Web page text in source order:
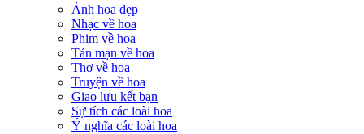
Ảnh hoa đẹp
Nhạc về hoa
Phim về hoa
Tản mạn về hoa
Thơ về hoa
Truyện về hoa
Giao lưu kết bạn
Sự tích các loài hoa
Ý nghĩa các loài hoa